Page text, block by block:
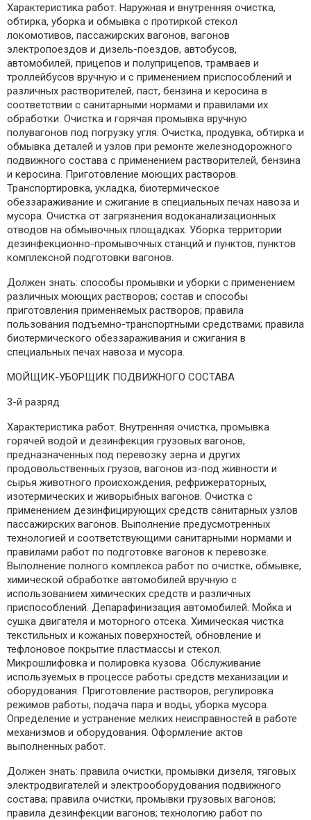
Характеристика работ. Наружная и внутренняя очистка,
обтирка, уборка и обмывка с протиркой стекол
локомотивов, пассажирских вагонов, вагонов
электропоездов и дизель-поездов, автобусов,
автомобилей, прицепов и полуприцепов, трамваев и
троллейбусов вручную и с применением приспособлений и
различных растворителей, паст, бензина и керосина в
соответствии с санитарными нормами и правилами их
обработки. Очистка и горячая промывка вручную
полувагонов под погрузку угля. Очистка, продувка, обтирка и
обмывка деталей и узлов при ремонте железнодорожного
подвижного состава с применением растворителей, бензина
и керосина. Приготовление моющих растворов.
Транспортировка, укладка, биотермическое
обеззараживание и сжигание в специальных печах навоза и
мусора. Очистка от загрязнения водоканализационных
отводов на обмывочных площадках. Уборка территории
дезинфекционно-промывочных станций и пунктов, пунктов
комплексной подготовки вагонов.
Должен знать: способы промывки и уборки с применением
различных моющих растворов; состав и способы
приготовления применяемых растворов; правила
пользования подъемно-транспортными средствами; правила
биотермического обеззараживания и сжигания в
специальных печах навоза и мусора.
МОЙЩИК-УБОРЩИК ПОДВИЖНОГО СОСТАВА
3-й разряд
Характеристика работ. Внутренняя очистка, промывка
горячей водой и дезинфекция грузовых вагонов,
предназначенных под перевозку зерна и других
продовольственных грузов, вагонов из-под живности и
сырья животного происхождения, рефрижераторных,
изотермических и живорыбных вагонов. Очистка с
применением дезинфицирующих средств санитарных узлов
пассажирских вагонов. Выполнение предусмотренных
технологией и соответствующими санитарными нормами и
правилами работ по подготовке вагонов к перевозке.
Выполнение полного комплекса работ по очистке, обмывке,
химической обработке автомобилей вручную с
использованием химических средств и различных
приспособлений. Депарафинизация автомобилей. Мойка и
сушка двигателя и моторного отсека. Химическая чистка
текстильных и кожаных поверхностей, обновление и
тефлоновое покрытие пластмассы и стекол.
Микрошлифовка и полировка кузова. Обслуживание
используемых в процессе работы средств механизации и
оборудования. Приготовление растворов, регулировка
режимов работы, подача пара и воды, уборка мусора.
Определение и устранение мелких неисправностей в работе
механизмов и оборудования. Оформление актов
выполненных работ.
Должен знать: правила очистки, промывки дизеля, тяговых
электродвигателей и электрооборудования подвижного
состава; правила очистки, промывки грузовых вагонов;
правила дезинфекции вагонов; технологию работ по